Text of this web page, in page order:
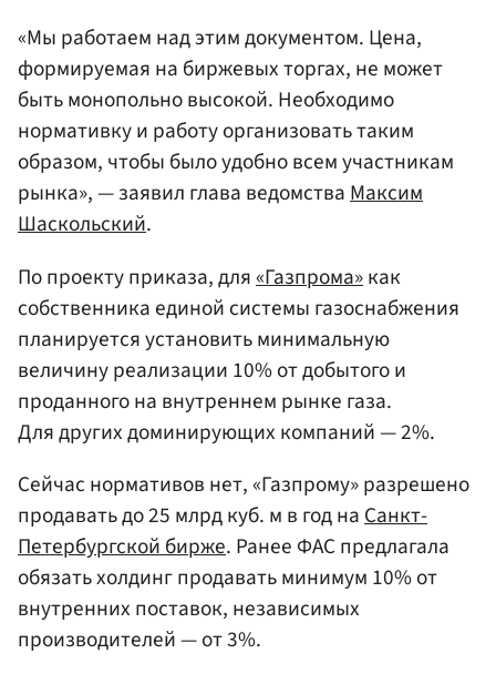
«Мы работаем над этим документом. Цена,
формируемая на биржевых торгах, не может
быть монопольно высокой. Необходимо
нормативку и работу организовать таким
образом, чтобы было удобно всем участникам
рынка», — заявил глава ведомстваМаксим
Шаскольский.
По проекту приказа, для«Газпрома»как
собственника единой системы газоснабжения
планируется установить минимальную
величину реализации 10% от добытого и
проданного на внутреннем рынке газа.
Для других доминирующих компаний — 2%.
Сейчас нормативов нет, «Газпрому» разрешено
продавать до 25 млрд куб. м в год наСанкт-
Петербургской бирже. Ранее ФАС предлагала
обязать холдинг продавать минимум 10% от
внутренних поставок, независимых
производителей — от 3%.